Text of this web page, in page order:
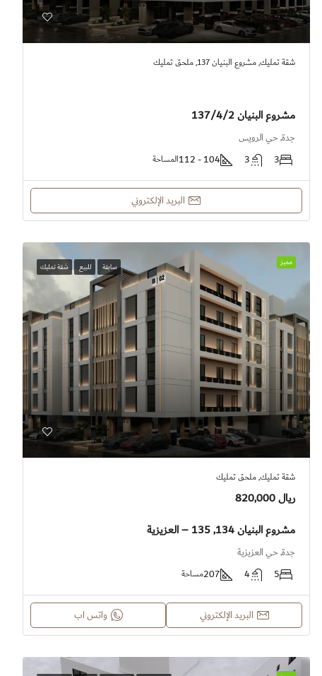
شقة تمليك, مشروع البنيان 137, ملحق تمليك
مشروع البنيان 137/4/2
جدة, حي الرويس
3
3
104 - 112 المساحة
البريد الإلكتروني
مميز سابقة للبيع شقة تمليك
شقة تمليك, ملحق تمليك
ريال 820,000
مشروع البنيان 134, 135 – العزيزية
جدة, حي العزيزية
5
4
207مساحة
البريد الإلكتروني واتس اب